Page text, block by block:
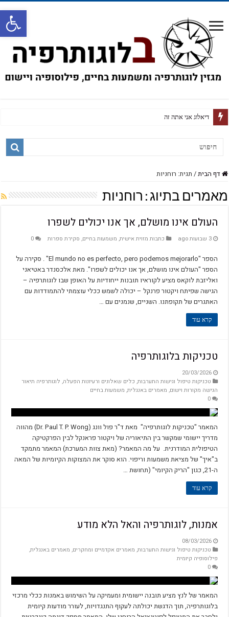
על חזרה זכירה וקי
דף הבית/ תגית: רוחניות
מאמרים בתיוג : רוחניות
העולם אינו מושלם, אך אנו יכולים לשפרו
3 שבועות ago כתבות מזוית אישית, משמעות בחיים, סקירת ספרות 0
הספר "El mundo no es perfecto, pero podemos mejorarlo" . סקירה על
הספר "העולם אינו מושלם, אך אנו יכולים לשפרו". מאת אלכסנדר באטיאני
ואליזבת לוקאס מציע לקוראיו תובנות ייחודיות על האופן שבו לוגותרפיה –
הגישה שפיתח ויקטור פרנקל – יכולה לשמש ככלי עוצמתי להתמודדות עם
האתגרים של תקופתנו. השניים, שנמנים עם …
קרא עוד
טכניקות בלוגותרפיה
20/03/2026
טכניקות טיפול וגישות התערבות, כלים שאלונים ורעיונות הפעלה, לוגותרפיה תיאור
הגישה מקורות וישום, מאמרים באנגלית, משמעות בחיים
0
המאמר "טכניקות לוגותרפיה" מאת ד"ר פול וונג (Dr. Paul T. P. Wong) מהווה
מדריך יישומי שמקשר בין התיאוריה של ויקטור פראנקל לבין הפרקטיקה
הטיפולית המודרנית. על מה המאמר? (מאת צוות המערכת) המאמר מתמקד
ב"איך" של מציאת משמעות וריפוי. הוא סוקר את המצוקות הקיומיות של המאה
ה-21, כגון "הריק הקיומי" (תחושת …
קרא עוד
אמנות, לוגותרפיה והאל הלא מודע
08/03/2026
טכניקות טיפול וגישות התערבות, מאמרים אקדמיים ומחקרים, מאמרים באנגלית,
פילוסופיה קיומית
0
המאמר של לנץ מציע תובנה יישומית ומעמיקה על השימוש באמנות ככלי מרכזי
בלוגותרפיה, תוך הדגשת יכולתה לעקוף התנגדויות, לעורר מודעות קיומית